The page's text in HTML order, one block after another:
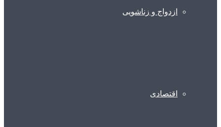
ازدواج و زناشویی
اقتصادی